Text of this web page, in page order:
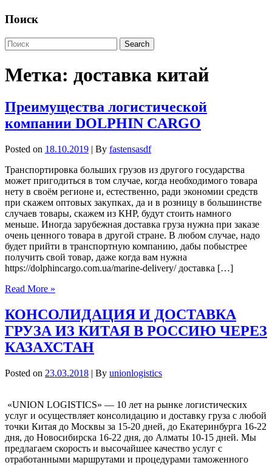
Поиск
Метка: доставка китай
Преимущества логистической
компании DOLPHIN CARGO
Posted on 18.10.2019 | By fastensasdf
Транспортировка больших грузов из другого государства
может пригодиться в том случае, когда необходимого товара
нету в своём регионе и, естественно, ради экономии средств
при скажем оптовых закупках, да и в розницу в большинстве
случаев товары, скажем из КНР, будут стоить намного
меньше. Иногда зарубежная доставка груза нужна при заказе
очень ценного товара в другой стране. В любом случае, надо
будет прийти в транспортную компанию, дабы побыстрее
получить свой товар, даже когда вам нужна
https://dolphincargo.com.ua/marine-delivery/ доставка […]
Read More »
КОНСОЛИДАЦИЯ И ДОСТАВКА
ГРУЗА ИЗ КИТАЯ В РОССИЮ ЧЕРЕЗ
КАЗАХСТАН
Posted on 23.03.2018 | By unionlogistics
«UNION LOGISTICS» — 10 лет на рынке логистических
услуг и осуществляет консолидацию и доставку груза с любой
точки Китая до Москвы за 15-20 дней, до Екатеринбурга 16-22
дня, до Новосибирска 16-22 дня, до Алматы 10-15 дней. Мы
предлагаем скорость и высочайшее качество услуг с
отработанными маршрутами и процедурами таможенного